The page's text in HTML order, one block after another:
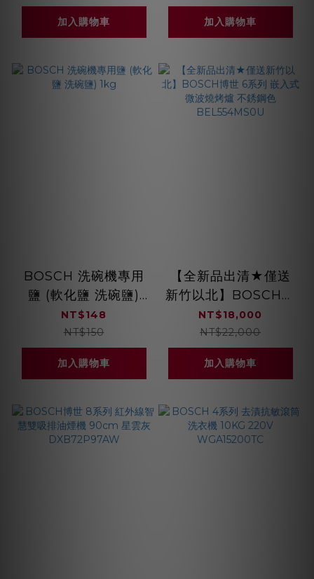
加入購物車 加入購物車
BOSCH 洗碗機專用
鹽 (軟化鹽 洗碗鹽)
1kg
NT$148
NT$150
加入購物車
【全新品出清★僅送
新竹以北】BOSCH博
世 6系列 嵌入式微波
燒烤爐 不銹鋼色
BEL554MS0U
NT$18,000
NT$22,000
加入購物車